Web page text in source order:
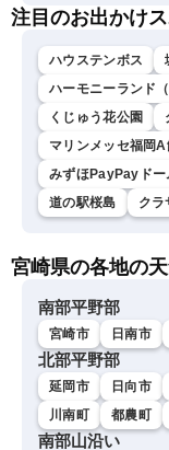
注目のお出かけ
ハウステンボス
ハーモニーランド
くじゅう花公園
マリンメッセ福岡A
みずほPayPayドー
道の駅桜島
クラ
宮崎県の各地の
南部平野部
宮崎市 日南市
北部平野部
延岡市 日向市
川南町
都農町
南部山沿い